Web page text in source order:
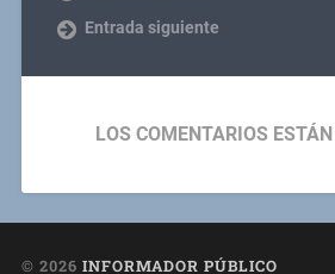
Entrada siguiente
LOS COMENTARIOS
© 2026 INFORMADOR PÚBLICO